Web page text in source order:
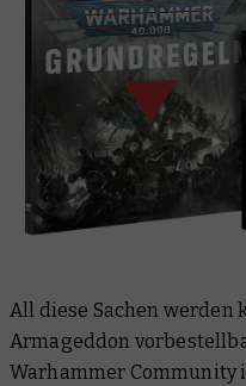
All diese Sachen werden
Armageddon
Warhammer Community